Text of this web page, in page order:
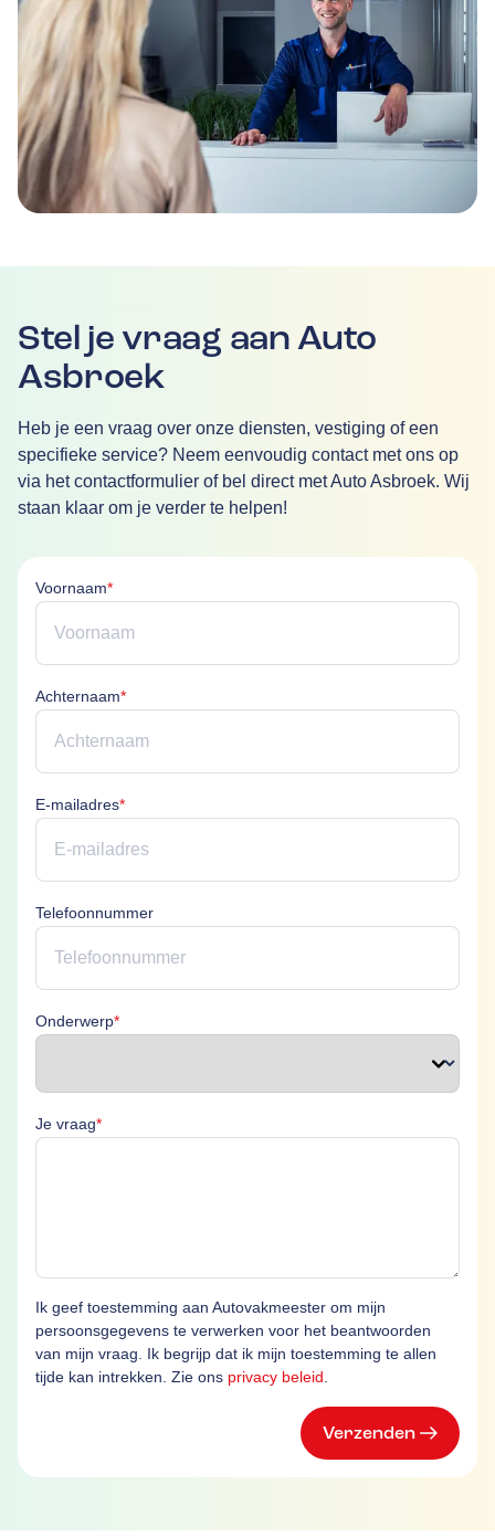
Stel je vraag aan Auto
Asbroek
Heb je een vraag over onze diensten, vestiging of een
specifieke service? Neem eenvoudig contact met ons op
via het contactformulier of bel direct met Auto Asbroek. Wij
staan klaar om je verder te helpen!
Voornaam*Voornaam is verplicht
Achternaam*Achternaam is verplicht
E-mailadres*E-mailadres is verplicht
Telefoonnummer
Onderwerp*Onderwerp is verplicht
Je vraag*Je vraag is verplicht
Ik geef toestemming aan Autovakmeester om mijn
persoonsgegevens te verwerken voor het beantwoorden
van mijn vraag. Ik begrijp dat ik mijn toestemming te allen
tijde kan intrekken. Zie ons privacy beleid
Verzenden